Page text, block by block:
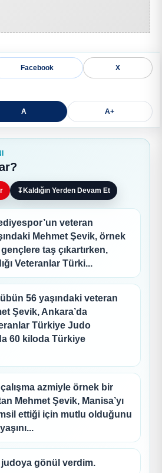
Facebook X
A A+
↧Kaldığın Yerden Devam Et
veteran
Mehmet Şevik, örnek
taş çıkartırken,
Veteranlar Türki...
56 yaşındaki veteran
Şevik, Ankara’da
Türkiye Judo
60 kiloda Türkiye
azmiyle örnek bir
Mehmet Şevik, Manisa’yı
ettiği için mutlu olduğunu
judoya gönül verdim.